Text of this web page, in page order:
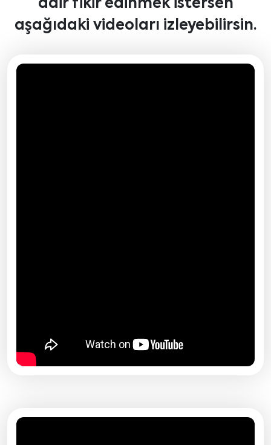
dair fikir edinmek istersen
aşağıdaki videoları izleyebilirsin.